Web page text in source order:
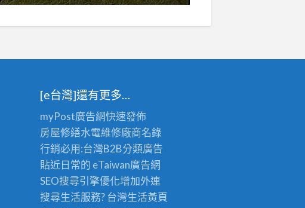
[e台灣]還有更多…
myPost廣告網快速發佈
房屋修繕水電維修廠商名錄
行銷必用:台灣B2B分類廣告
貼近日常的 eTaiwan廣告網
SEO搜尋引擎優化增加外連
搜尋生活服務? 台灣生活黃頁